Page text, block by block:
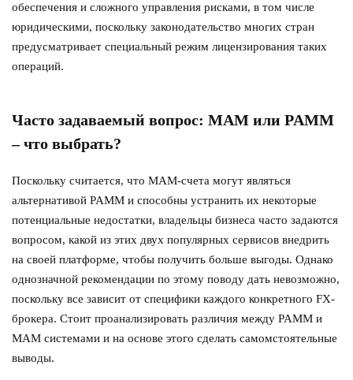
обеспечения и сложного управления рисками, в том числе
юридическими, поскольку законодательство многих стран
предусматривает специальный режим лицензирования таких
операций.
Часто задаваемый вопрос: MAM или PAMM
– что выбрать?
Поскольку считается, что MAM-счета могут являться
альтернативой PAMM и способны устранить их некоторые
потенциальные недостатки, владельцы бизнеса часто задаются
вопросом, какой из этих двух популярных сервисов внедрить
на своей платформе, чтобы получить больше выгоды. Однако
однозначной рекомендации по этому поводу дать невозможно,
поскольку все зависит от специфики каждого конкретного FX-
брокера. Стоит проанализировать различия между PAMM и
MAM системами и на основе этого сделать самомстоятельные
выводы.